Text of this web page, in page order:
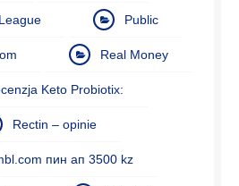
Public
Real Money
Keto Probiotix:
Rectin – opinie
пин ап 3500 kz